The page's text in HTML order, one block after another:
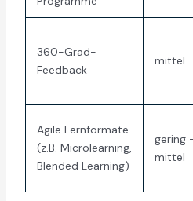
360-Grad-
Feedback
mittel
Agile Lernformate
(z.B. Microlearning,
Blended Learning)
gering
mittel